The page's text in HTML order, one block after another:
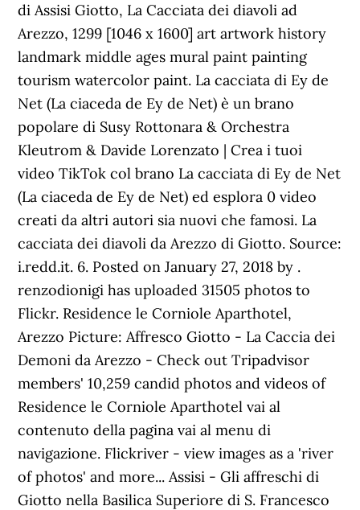
di Assisi Giotto, La Cacciata dei diavoli ad
Arezzo, 1299 [1046 x 1600] art artwork history
landmark middle ages mural paint painting
tourism watercolor paint. La cacciata di Ey de
Net (La ciaceda de Ey de Net) è un brano
popolare di Susy Rottonara & Orchestra
Kleutrom & Davide Lorenzato | Crea i tuoi
video TikTok col brano La cacciata di Ey de Net
(La ciaceda de Ey de Net) ed esplora 0 video
creati da altri autori sia nuovi che famosi. La
cacciata dei diavoli da Arezzo di Giotto. Source:
i.redd.it. 6. Posted on January 27, 2018 by .
renzodionigi has uploaded 31505 photos to
Flickr. Residence le Corniole Aparthotel,
Arezzo Picture: Affresco Giotto - La Caccia dei
Demoni da Arezzo - Check out Tripadvisor
members' 10,259 candid photos and videos of
Residence le Corniole Aparthotel vai al
contenuto della pagina vai al menu di
navigazione. Flickriver - view images as a 'river
of photos' and more... Assisi - Gli affreschi di
Giotto nella Basilica Superiore di S. Francesco